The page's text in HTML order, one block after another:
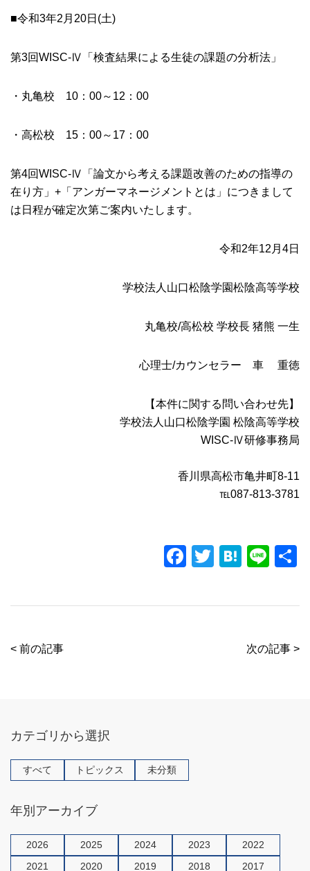
■令和3年2月20日(土)
第3回WISC-Ⅳ「検査結果による生徒の課題の分析法」
・丸亀校 10：00～12：00
・高松校 15：00～17：00
第4回WISC-Ⅳ「論文から考える課題改善のための指導の
在り方」+「アンガーマネージメントとは」につきまして
は日程が確定次第ご案内いたします。
令和2年12月4日
学校法人山口松陰学園松陰高等学校
丸亀校/高松校 学校長 猪熊 一生
心理士/カウンセラー 車 重徳
【本件に関する問い合わせ先】
学校法人山口松陰学園 松陰高等学校
WISC-Ⅳ研修事務局
香川県高松市亀井町8-11
℡087-813-3781
F
c
T
tt
H
e
a
Li
e
< 前の記事 次の記事 >
カテゴリから選択
すべて トピックス 未分類
年別アーカイブ
2026 2025 2024 2023
2022
2021
2020 2019 2018 2017